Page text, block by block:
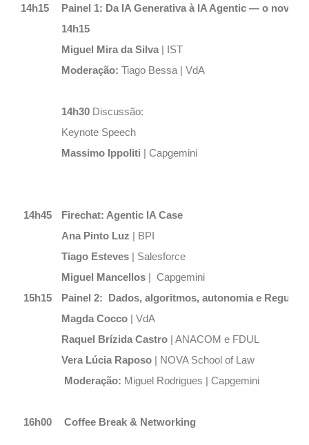
14h15
Painel 1: Da IA Generativa à IA Agentic — o novo
14h15
Miguel Mira da Silva | IST
Moderação: Tiago Bessa | VdA
14h30 Discussão:
Keynote Speech
Massimo Ippoliti | Capgemini
14h45
Firechat: Agentic IA Case
Ana Pinto Luz | BPI
Tiago Esteves | Salesforce
Miguel Mancellos | Capgemini
15h15
Painel 2: Dados, algoritmos, autonomia e
Magda Cocco | VdA
Raquel Brízida Castro | ANACOM e FDUL
Vera Lúcia Raposo | NOVA School of Law
Moderação: Miguel Rodrigues | Capgemini
16h00 Coffee Break & Networking